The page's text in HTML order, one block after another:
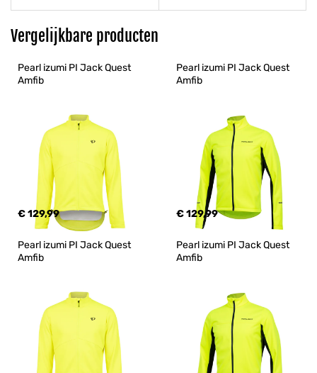
Vergelijkbare producten
Pearl izumi PI Jack Quest
Amfib
€ 129,99
Pearl izumi PI Jack Quest
Amfib
€ 129,99
Pearl izumi PI Jack Quest
Amfib
Pearl izumi PI Jack Quest
Amfib